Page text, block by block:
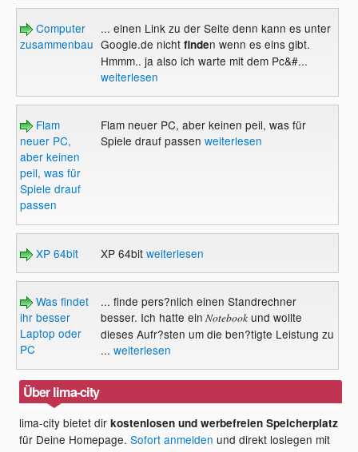
Computer
zusammenbauen
... einen Link zu der Seite denn kann es unter
Google.de nichtfinden wenn es eins gibt.
Hmmm.. ja also ich warte mit dem Pc&#...
weiterlesen
Flam
neuer PC,
aber keinen
peil, was für
Spiele drauf
passen
Flam neuer PC, aber keinen peil, was für
Spiele drauf passen weiterlesen
XP 64bit XP 64bit weiterlesen
Was findet
ihr besser
Laptop oder
PC
... finde pers?nlich einen Standrechner
besser. Ich hatte ein Notebookund wollte
dieses Aufr?sten um die ben?tigte Leistung zu
... weiterlesen
Über lima-city
lima-city bietet dirkostenlosen und werbefreien Speicherplatz
für Deine Homepage.Sofort anmelden und direkt loslegen mit